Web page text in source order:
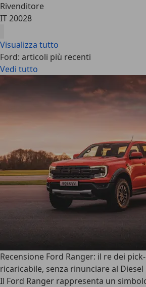
Rivenditore
IT 20028
Visualizza tutto
Ford: articoli più recenti
Vedi tutto
Recensione Ford Ranger: il re dei
ricaricabile, senza rinunciare al Diesel
Il Ford Ranger rappresenta un